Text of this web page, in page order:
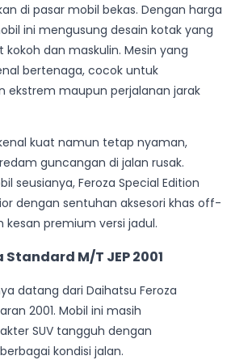
di pasar mobil bekas. Dengan harga
ini mengusung desain kotak yang
kokoh dan maskulin. Mesin yang
bertenaga, cocok untuk
ekstrem maupun perjalanan jarak
kuat namun tetap nyaman,
guncangan di jalan rusak.
seusianya, Feroza Special Edition
dengan sentuhan aksesori khas off-
premium versi jadul.
M/T JEP 2001
datang dari Daihatsu Feroza
2001. Mobil ini masih
SUV tangguh dengan
kondisi jalan.